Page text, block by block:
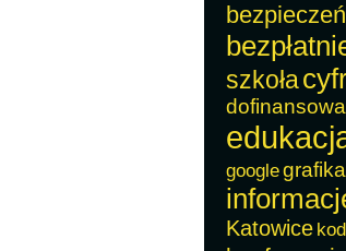
szkoła
googlegrafika
Katowice